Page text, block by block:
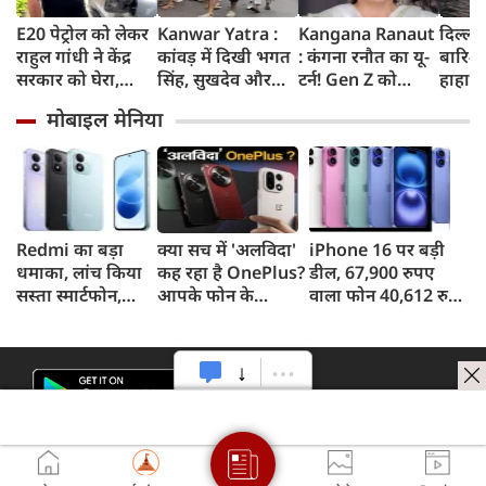
E20 पेट्रोल को लेकर
राहुल गांधी ने केंद्र
सरकार को घेरा,
लोगों की गाड़ियां हो
रहीं खराब, BJP ने
बताया खराब
पटकथा
Kanwar Yatra :
कांवड़ में दिखी भगत
सिंह, सुखदेव और
अमरगाथा,
शिवभक्तों ने अनोखे
अंदाज में दी
श्रद्धांजलि
Kangana Ranaut
: कंगना रनौत का यू-
टर्न! Gen Z को
'सबसे बड़ी ताकत',
कुछ दिन पहले
प्रदर्शनकारियों को
कहा था 'जेनरेशन
गटर'
जाम
सड़कों
तक
मोबाइल मेनिया
Redmi का बड़ा
धमाका, लांच किया
सस्ता स्मार्टफोन,
क्या सच में 'अलविदा'
कह रहा है OnePlus?
आपके फोन के
iPhone 16 पर बड़ी
डील, 67,900 रुपए
वाला फोन 40,612 रुपए